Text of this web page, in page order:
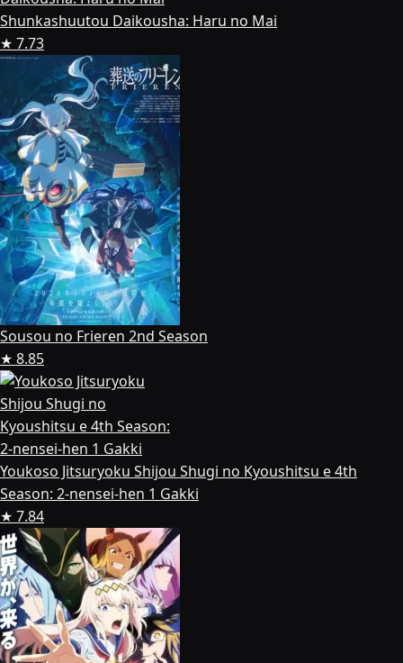
Shunkashuutou Daikousha: Haru no Mai
★ 7.73
Sousou no Frieren 2nd Season
★ 8.85
Youkoso Jitsuryoku Shijou Shugi no Kyoushitsu e 4th
Season: 2-nensei-hen 1 Gakki
★ 7.84